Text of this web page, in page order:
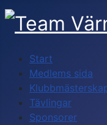
Start
Medlems sida
Tävlingar
Sponsorer